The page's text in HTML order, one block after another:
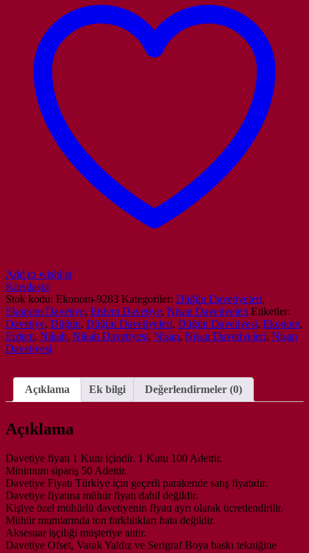
Add to wishlist
Karşılaştır
Stok kodu: Ekonom-9283 Kategoriler: Düğün Davetiyeleri,
Ekonom Davetiye, Erdem Davetiye, Nişan Davetiyeleri Etiketler:
Davetiye, Düğün, Düğün Davetiyeleri, Düğün Davetiyesi, Ekonom,
Erdem, Nikah, Nikah Davetiyesi, Nişan, Nişan Davetiyeleri, Nişan
Davetiyesi
Açıklama Ek bilgi Değerlendirmeler (0)
Açıklama
Davetiye fiyatı 1 Kutu içindir. 1 Kutu 100 Adettir.
Minimum sipariş 50 Adettir.
Davetiye Fiyatı Türkiye için geçerli parakende satış fiyatıdır.
Davetiye fiyatına mühür fiyatı dahil değildir.
Kişiye özel mühürlü davetiyenin fiyatı ayrı olarak ücretlendirilir.
Mühür mumlarında ton farklılıkları hata değildir.
Aksesuar işçiliği müşteriye aittir.
Davetiye Ofset, Varak Yaldız ve Serigraf Boya baskı tekniğine